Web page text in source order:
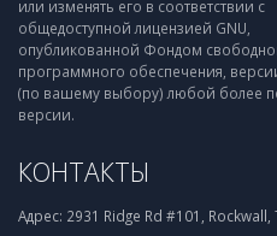
или изменять его в соответствии с
общедоступной лицензией GNU,
опубликованной Фондом
программного обеспечения,
(по вашему выбору) любой более
версии.
КОНТАКТЫ
Адрес: 2931 Ridge Rd #101,